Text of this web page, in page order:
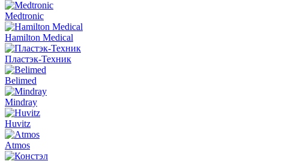
Medtronic
Hamilton Medical
Пластэк-Техник
Belimed
Mindray
Huvitz
Atmos